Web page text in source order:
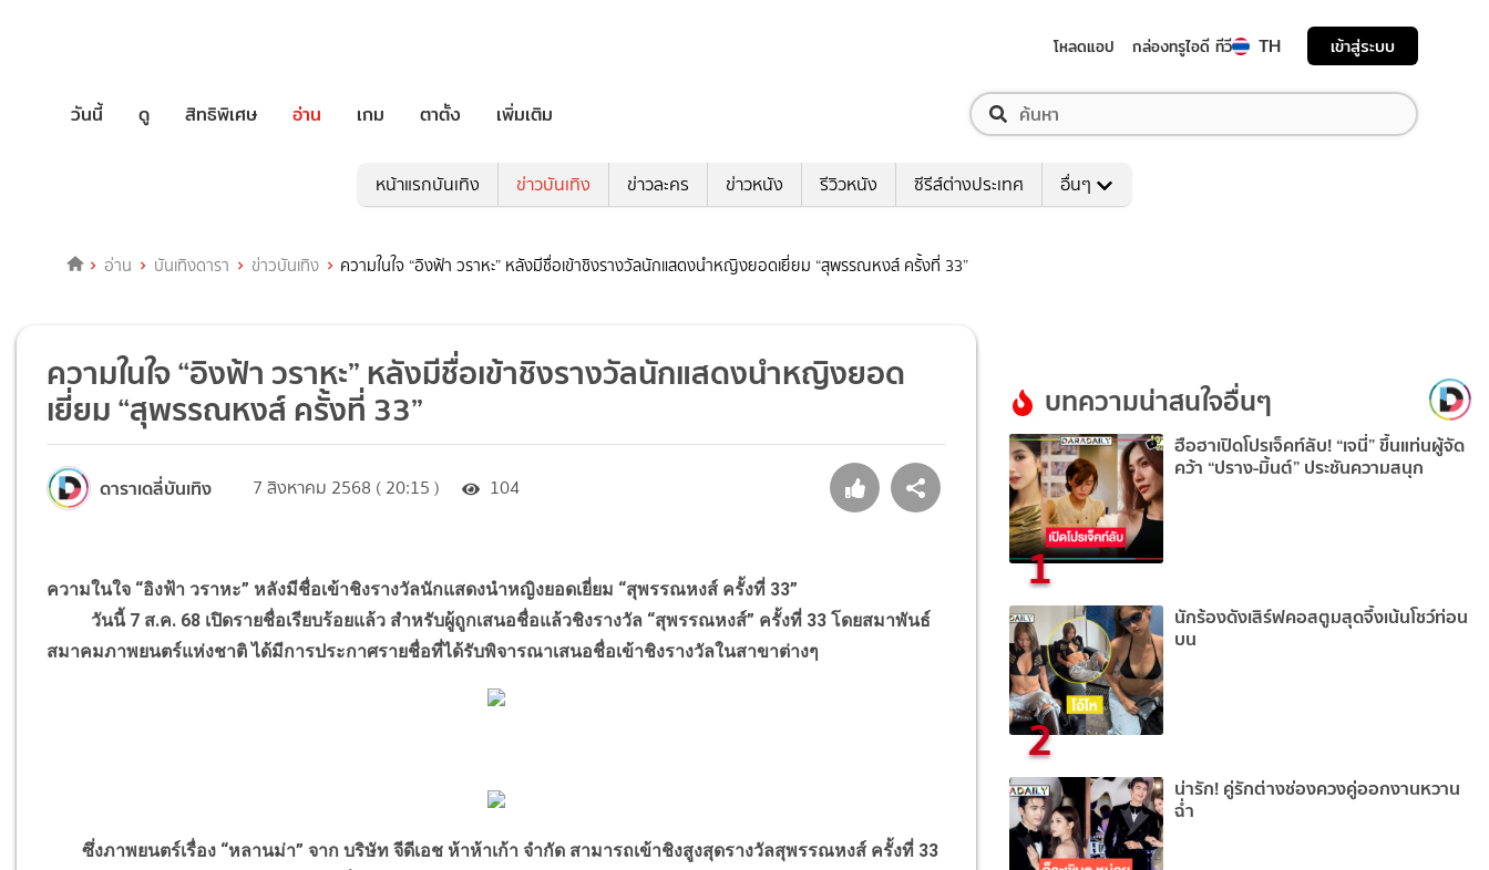
โหลดแอป กล่องทรูไอดี ทีวี TH เข้าสู่ระบบ
วันนี้ ดู สิทธิพิเศษ อ่าน เกม ตาตั้ง เพิ่มเติม
หน้าแรกบันเทิง ข่าวบันเทิง ข่าวละคร ข่าวหนัง รีวิวหนัง ซีรีส์ต่างประเทศ อื่นๆ
อ่าน บันเทิงดารา ข่าวบันเทิง ความในใจ “อิงฟ้า วราหะ” หลังมีชื่อเข้าชิงรางวัลนักแสดงนำหญิงยอดเยี่ยม “สุพรรณหงส์ ครั้งที่ 33”
ความในใจ “อิงฟ้า วราหะ” หลังมีชื่อเข้าชิงรางวัลนักแสดงนำหญิงยอด
เยี่ยม “สุพรรณหงส์ ครั้งที่ 33”
ดาราเดลี่บันเทิง 7 สิงหาคม 2568 ( 20:15 ) 104
ความในใจ “อิงฟ้า วราหะ” หลังมีชื่อเข้าชิงรางวัลนักแสดงนำหญิงยอดเยี่ยม “สุพรรณหงส์ ครั้งที่ 33”
วันนี้ 7 ส.ค. 68 เปิดรายชื่อเรียบร้อยแล้ว สำหรับผู้ถูกเสนอชื่อแล้วชิงรางวัล “สุพรรณหงส์” ครั้งที่ 33 โดยสมาพันธ์
สมาคมภาพยนตร์แห่งชาติ ได้มีการประกาศรายชื่อที่ได้รับพิจารณาเสนอชื่อเข้าชิงรางวัลในสาขาต่างๆ
ซึ่งภาพยนตร์เรื่อง “หลานม่า” จาก บริษัท จีดีเอช ห้าห้าเก้า จำกัด สามารถเข้าชิงสูงสุดรางวัลสุพรรณหงส์ ครั้งที่ 33
บทความน่าสนใจอื่นๆ
1
ฮือฮาเปิดโปรเจ็คท์ลับ! “เจนี่” ขึ้นแท่นผู้จัด
คว้า “ปราง-มิ้นต์” ประชันความสนุก
2
นักร้องดังเสิร์ฟคอสตูมสุดจึ้งเน้นโชว์ท่อน
บน
น่ารัก! คู่รักต่างช่องควงคู่ออกงานหวาน
ฉ่ำ